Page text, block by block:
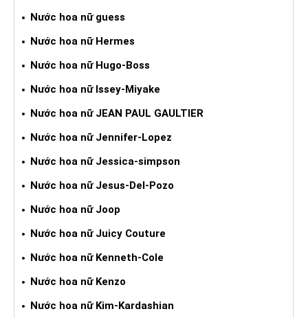
Nước hoa nữ guess
Nước hoa nữ Hermes
Nước hoa nữ Hugo-Boss
Nước hoa nữ Issey-Miyake
Nước hoa nữ JEAN PAUL GAULTIER
Nước hoa nữ Jennifer-Lopez
Nước hoa nữ Jessica-simpson
Nước hoa nữ Jesus-Del-Pozo
Nước hoa nữ Joop
Nước hoa nữ Juicy Couture
Nước hoa nữ Kenneth-Cole
Nước hoa nữ Kenzo
Nước hoa nữ Kim-Kardashian